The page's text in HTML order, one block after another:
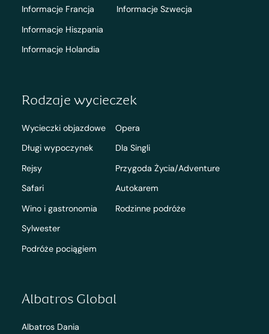
Informacje Francja
Informacje Hiszpania
Informacje Holandia
Informacje Szwecja
Rodzaje wycieczek
Wycieczki objazdowe
Długi wypoczynek
Rejsy
Safari
Wino i gastronomia
Sylwester
Podróże pociągiem
Opera
Dla Singli
Przygoda Życia/Adventure
Autokarem
Rodzinne podróże
Albatros Global
Albatros Dania